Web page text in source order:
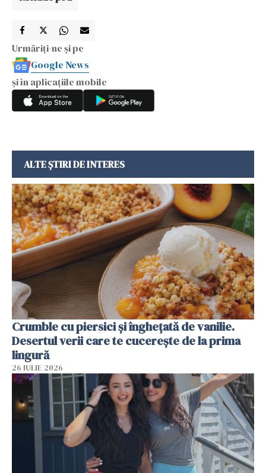
Urmăriți-ne și pe
Google News
și în aplicațiile mobile
ALTE ȘTIRI DE INTERES
Crumble cu piersici și înghețată de vanilie.
Desertul verii care te cucerește de la prima
lingură
26 IULIE 2026